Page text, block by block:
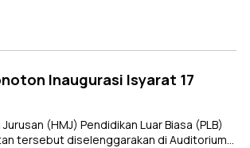
Inaugurasi Isyarat 17
(HMJ) Pendidikan Luar Biasa (PLB)
tersebut diselenggarakan di Auditorium…